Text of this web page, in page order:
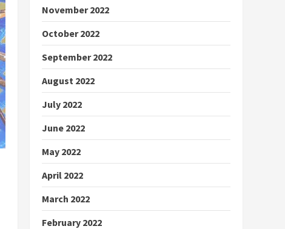
November 2022
October 2022
September 2022
August 2022
July 2022
June 2022
May 2022
April 2022
March 2022
February 2022